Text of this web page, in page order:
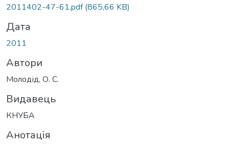
2011402-47-61.pdf(865,66 KB)
Дата
2011
Автори
Молодід, О. С.
Видавець
КНУБА
Анотація